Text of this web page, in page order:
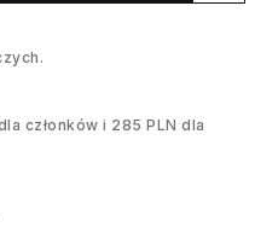
członków i 285 PLN dla